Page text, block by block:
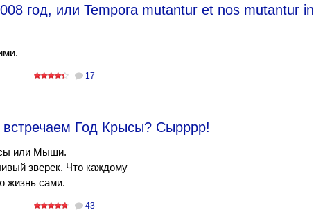
год, или Tempora mutantur et nos mutantur in
17
Год Крысы? Сырррр!
или Мыши.
зверек. Что каждому
жизнь сами.
43